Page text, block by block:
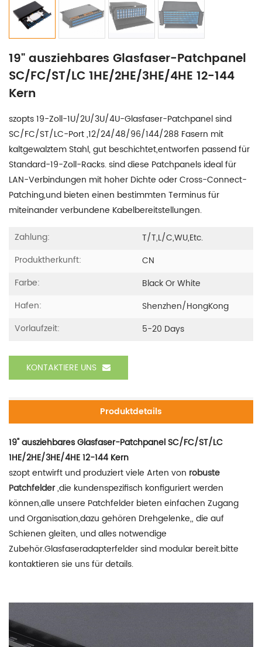
19" ausziehbares Glasfaser-Patchpanel
SC/FC/ST/LC 1HE/2HE/3HE/4HE 12-144
Kern
szopts 19-Zoll-1U/2U/3U/4U-Glasfaser-Patchpanel sind
SC/FC/ST/LC-Port ,12/24/48/96/144/288 Fasern mit
kaltgewalztem Stahl, gut beschichtet,entworfen passend für
Standard-19-Zoll-Racks. sind diese Patchpanels ideal für
LAN-Verbindungen mit hoher Dichte oder Cross-Connect-
Patching,und bieten einen bestimmten Terminus für
miteinander verbundene Kabelbereitstellungen.
Zahlung:
T/T,L/C,WU,etc.
Produktherkunft:
CN
Farbe:
Black Or White
Hafen:
Shenzhen/HongKong
Vorlaufzeit:
5-20 Days
KONTAKTIERE UNS
Produktdetails
19" ausziehbares Glasfaser-Patchpanel SC/FC/ST/LC
1HE/2HE/3HE/4HE 12-144 Kern
szopt entwirft und produziert viele Arten von robuste
Patchfelder,die kundenspezifisch konfiguriert werden
können,alle unsere Patchfelder bieten einfachen Zugang
und Organisation,dazu gehören Drehgelenke,, die auf
Schienen gleiten, und alles notwendige
Zubehör.Glasfaseradapterfelder sind modular bereit.bitte
kontaktieren sie uns für details.